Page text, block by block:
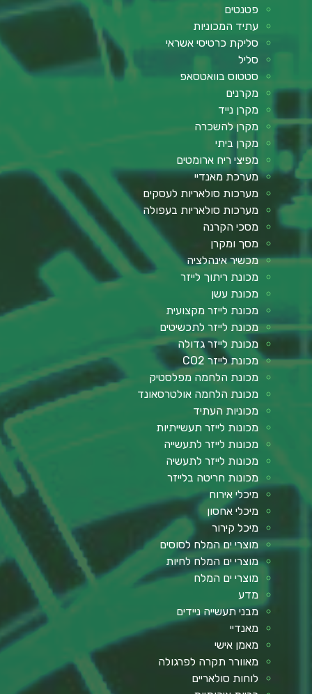
פטנטים
עתיד המכוניות
סליקת כרטיסי אשראי
סליל
סטטוס בוואטסאפ
מקרנים
מקרן נייד
מקרן להשכרה
מקרן ביתי
מפיצי ריח ארומטים
מערכת מאנדיי
מערכות סולאריות לעסקים
מערכות סולאריות בעפולה
מסכי הקרנה
מסך ומקרן
מכשיר אינהלציה
מכונת ריתוך לייזר
מכונת עשן
מכונת לייזר מקצועית
מכונת לייזר לתכשיטים
מכונת לייזר גדולה
מכונת לייזר CO2
מכונת הלחמה מפלסטיק
מכונת הלחמה אולטרסאונד
מכוניות העתיד
מכונות לייזר תעשייתיות
מכונות לייזר לתעשייה
מכונות לייזר לתעשיה
מכונות חריטה בלייזר
מיכלי אירוח
מיכלי אחסון
מיכל קירור
מוצרי ים המלח לסוסים
מוצרי ים המלח לחיות
מוצרי ים המלח
מדע
מבני תעשייה ניידים
מאנדיי
מאמן אישי
מאוורר תקרה לפרגולה
לוחות סולאריים